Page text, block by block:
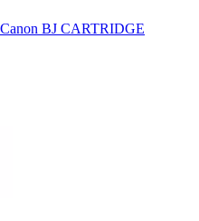
BJ CARTRIDGE